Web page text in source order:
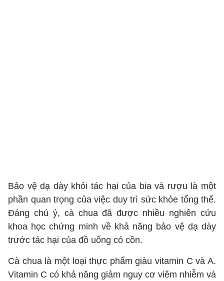
Bảo vệ dạ dày khỏi tác hại của bia và rượu là một
phần quan trọng của việc duy trì sức khỏe tổng thể.
Đáng chú ý, cà chua đã được nhiều nghiên cứu
khoa học chứng minh về khả năng bảo vệ dạ dày
trước tác hại của đồ uống có cồn.
Cà chua là một loại thực phẩm giàu vitamin C và A.
Vitamin C có khả năng giảm nguy cơ viêm nhiễm và